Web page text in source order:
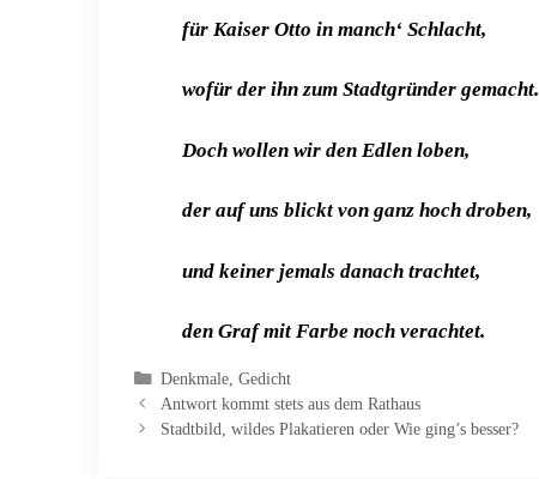
für Kaiser Otto in manch‘ Schlacht,
wofür der ihn zum Stadtgründer gemacht.
Doch wollen wir den Edlen loben,
der auf uns blickt von ganz hoch droben,
und keiner jemals danach trachtet,
den Graf mit Farbe noch verachtet.
Kategorien
Denkmale, Gedicht
Antwort kommt stets aus dem Rathaus
Stadtbild, wildes Plakatieren oder Wie ging’s besser?